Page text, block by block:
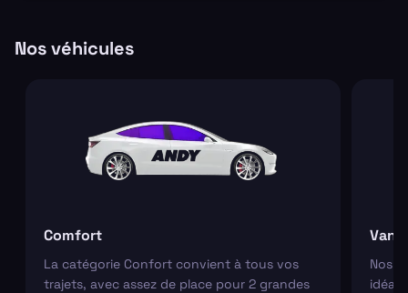
Nos véhicules
Comfort
La catégorie Confort convient à tous vos
trajets, avec assez de place pour 2 grandes
Van
Nos